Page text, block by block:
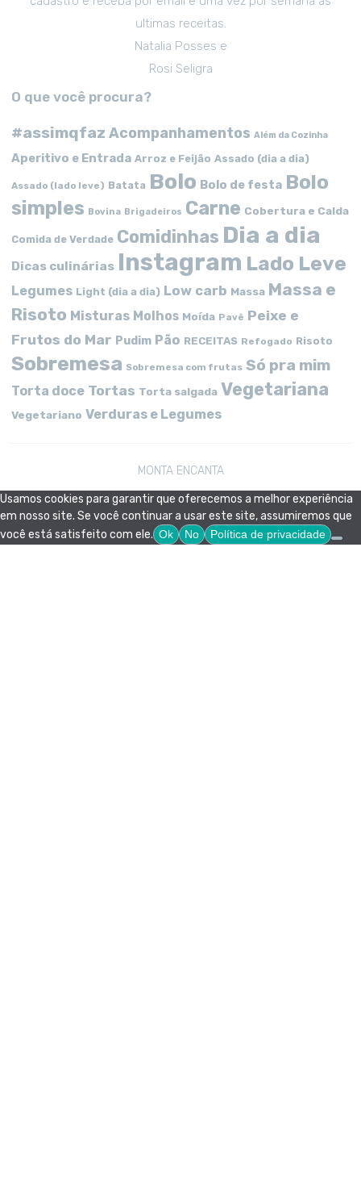
ultimas receitas.
Natalia Posses e
Rosi Seligra
O que você procura?
#assimqfaz Acompanhamentos Além da Cozinha
Aperitivo e Entrada Arroz e Feijão Assado (dia a dia)
Assado (lado leve) Batata Bolo Bolo de festa Bolo
simples Bovina Brigadeiros Carne Cobertura e Calda
Comida de Verdade Comidinhas Dia a dia
Dicas culinárias Instagram Lado Leve
Legumes Light (dia a dia) Low carb Massa Massa e
Risoto Misturas Molhos Moída Pavê Peixe e
Frutos do Mar Pudim Pão RECEITAS Refogado Risoto
Sobremesa Sobremesa com frutas Só pra mim
Torta doce Tortas Torta salgada Vegetariana
Vegetariano Verduras e Legumes
MONTA ENCANTA
Usamos cookies para garantir que oferecemos a melhor experiência
em nosso site. Se você continuar a usar este site, assumiremos que
você está satisfeito com ele. Ok No Política de privacidade